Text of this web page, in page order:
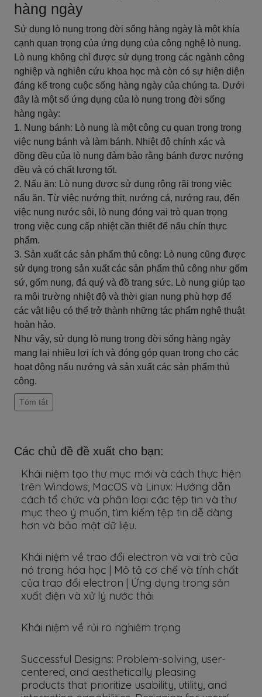
hàng ngày
Sử dụng lò nung trong đời sống hàng ngày là một khía
cạnh quan trọng của ứng dụng của công nghệ lò nung.
Lò nung không chỉ được sử dụng trong các ngành công
nghiệp và nghiên cứu khoa học mà còn có sự hiện diện
đáng kể trong cuộc sống hàng ngày của chúng ta. Dưới
đây là một số ứng dụng của lò nung trong đời sống
hàng ngày:
1. Nung bánh: Lò nung là một công cụ quan trọng trong
việc nung bánh và làm bánh. Nhiệt độ chính xác và
đồng đều của lò nung đảm bảo rằng bánh được nướng
đều và có chất lượng tốt.
2. Nấu ăn: Lò nung được sử dụng rộng rãi trong việc
nấu ăn. Từ việc nướng thịt, nướng cá, nướng rau, đến
việc nung nước sôi, lò nung đóng vai trò quan trọng
trong việc cung cấp nhiệt cần thiết để nấu chín thực
phẩm.
3. Sản xuất các sản phẩm thủ công: Lò nung cũng được
sử dụng trong sản xuất các sản phẩm thủ công như gốm
sứ, gốm nung, đá quý và đồ trang sức. Lò nung giúp tạo
ra môi trường nhiệt độ và thời gian nung phù hợp để
các vật liệu có thể trở thành những tác phẩm nghệ thuật
hoàn hảo.
Như vậy, sử dụng lò nung trong đời sống hàng ngày
mang lại nhiều lợi ích và đóng góp quan trọng cho các
hoạt động nấu nướng và sản xuất các sản phẩm thủ
công.
Tóm tắt
Các chủ đề đề xuất cho bạn:
Khái niệm tạo thư mục mới và cách thực hiện
trên Windows, MacOS và Linux: Hướng dẫn
cách tổ chức và phân loại các tệp tin và thư
mục theo ý muốn, tìm kiếm tệp tin dễ dàng
hơn và bảo mật dữ liệu.
Khái niệm về trao đổi electron và vai trò của
nó trong hóa học | Mô tả cơ chế và tính chất
của trao đổi electron | Ứng dụng trong sản
xuất điện và xử lý nước thải
Khái niệm về rủi ro nghiêm trọng
Successful Designs: Problem-solving, user-
centered, and aesthetically pleasing
products that prioritize usability, utility, and